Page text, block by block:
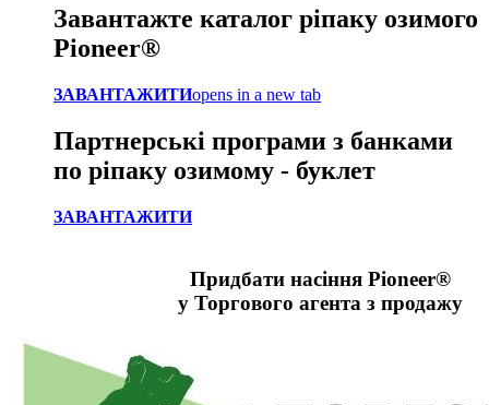
Завантажте каталог ріпаку озимого
Pioneer®
ЗАВАНТАЖИТИopens in a new tab
Партнерські програми з банками
по ріпаку озимому - буклет
ЗАВАНТАЖИТИ
Придбати насіння Pіoneer®
у Торгового агента з продажу